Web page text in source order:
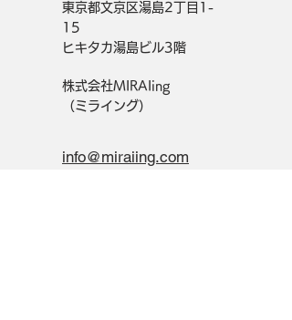
東京都文京区湯島2丁目1-
15
ヒキタカ湯島ビル3階
株式会社MIRAIing
（ミライング）
info@miraiing.com